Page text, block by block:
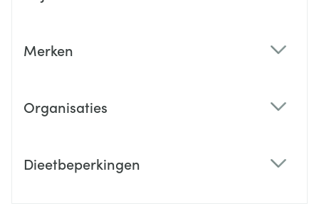
Merken
Organisaties
Dieetbeperkingen